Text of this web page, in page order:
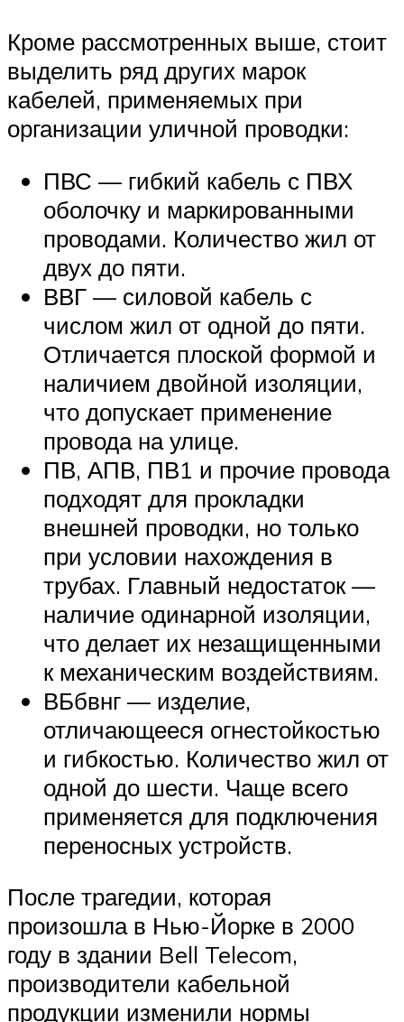
Кроме рассмотренных выше, стоит
выделить ряд других марок
кабелей, применяемых при
организации уличной проводки:
ПВС — гибкий кабель с ПВХ
оболочку и маркированными
проводами. Количество жил от
двух до пяти.
ВВГ — силовой кабель с
числом жил от одной до пяти.
Отличается плоской формой и
наличием двойной изоляции,
что допускает применение
провода на улице.
ПВ, АПВ, ПВ1 и прочие провода
подходят для прокладки
внешней проводки, но только
при условии нахождения в
трубах. Главный недостаток —
наличие одинарной изоляции,
что делает их незащищенными
к механическим воздействиям.
ВБбвнг — изделие,
отличающееся огнестойкостью
и гибкостью. Количество жил от
одной до шести. Чаще всего
применяется для подключения
переносных устройств.
После трагедии, которая
произошла в Нью-Йорке в 2000
году в здании Bell Telecom,
производители кабельной
продукции изменили нормы